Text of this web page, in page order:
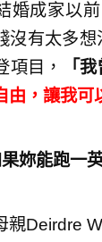
婚成家以
沒有太多
項目，
「
由，讓我可
妳能跑一
親Deirdre